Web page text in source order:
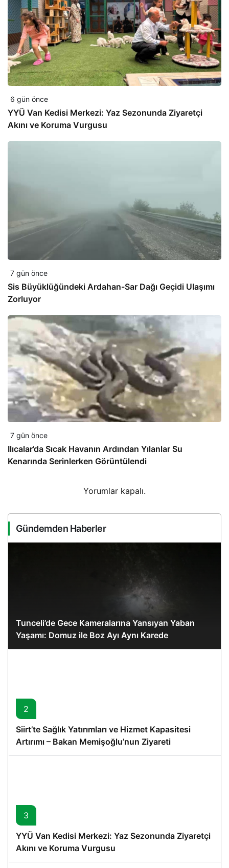
6 gün önce
YYÜ Van Kedisi Merkezi: Yaz Sezonunda Ziyaretçi
Akını ve Koruma Vurgusu
7 gün önce
Sis Büyüklüğündeki Ardahan-Sar Dağı Geçidi Ulaşımı
Zorluyor
7 gün önce
Ilıcalar’da Sıcak Havanın Ardından Yılanlar Su
Kenarında Serinlerken Görüntülendi
Yorumlar kapalı.
Gündemden Haberler
Tunceli’de Gece Kameralarına Yansıyan Yaban
Yaşamı: Domuz ile Boz Ayı Aynı Karede
2
Siirt’te Sağlık Yatırımları ve Hizmet Kapasitesi
Artırımı – Bakan Memişoğlu’nun Ziyareti
3
YYÜ Van Kedisi Merkezi: Yaz Sezonunda Ziyaretçi
Akını ve Koruma Vurgusu